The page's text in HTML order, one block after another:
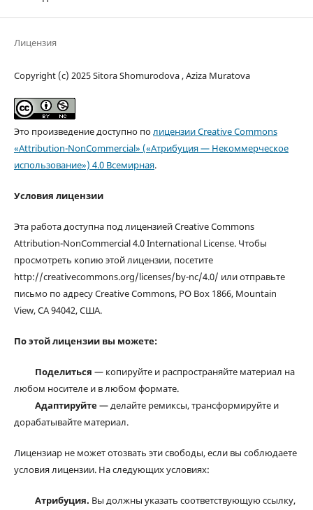
Лицензия
Copyright (c) 2025 Sitora Shomurodova , Aziza Muratova
Это произведение доступно полицензии Creative Commons
«Attribution-NonCommercial» («Атрибуция — Некоммерческое
использование») 4.0 Всемирная.
Условия лицензии
Эта работа доступна под лицензией Creative Commons
Attribution-NonCommercial 4.0 International License. Чтобы
просмотреть копию этой лицензии, посетите
http://creativecommons.org/licenses/by-nc/4.0/ или отправьте
письмо по адресу Creative Commons, PO Box 1866, Mountain
View, CA 94042, США.
По этой лицензии вы можете:
Поделиться — копируйте и распространяйте материал на
любом носителе и в любом формате.
Адаптируйте— делайте ремиксы, трансформируйте и
дорабатывайте материал.
Лицензиар не может отозвать эти свободы, если вы соблюдаете
условия лицензии. На следующих условиях:
Атрибуция. Вы должны указать соответствующую ссылку,